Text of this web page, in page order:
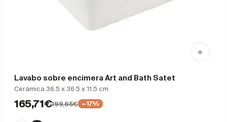
Lavabo sobre encimera Art and Bath Satet
Cerámica 36.5 x 36.5 x 11.5 cm
165,71€199,65€ −17%